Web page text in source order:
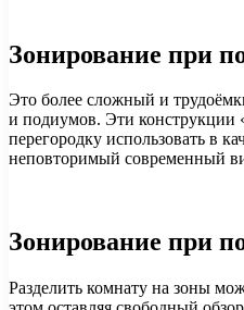
Зонирование при
Это более сложный и
и подиумов. Эти конструкции
перегородку использовать в
неповторимый современный
Зонирование при
Разделить комнату на зоны